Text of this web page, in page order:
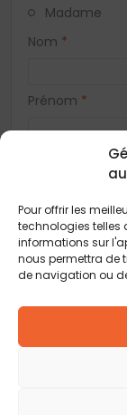
Pour offrir les
technologies telles
informations sur
nous permettra de
de navigation ou
Madame
Nom *
Prénom *
E-mail *
Adresse
Code postal*